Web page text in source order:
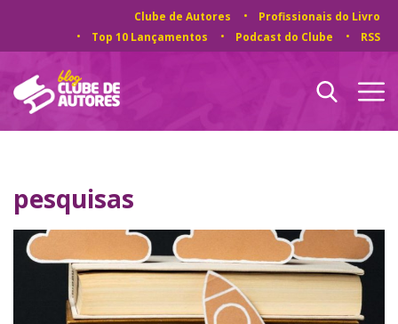
Clube de Autores
Profissionais do Livro
Top 10 Lançamentos
Podcast do Clube RSS
pesquisas